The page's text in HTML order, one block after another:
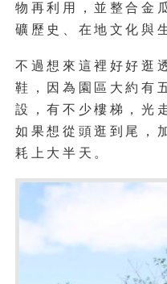
物再利用，並整合金
礦歷史、在地文化與
不過想來這裡好好逛
鞋，因為園區大約有
設，有不少樓梯，光
如果想從頭逛到尾，
耗上大半天。